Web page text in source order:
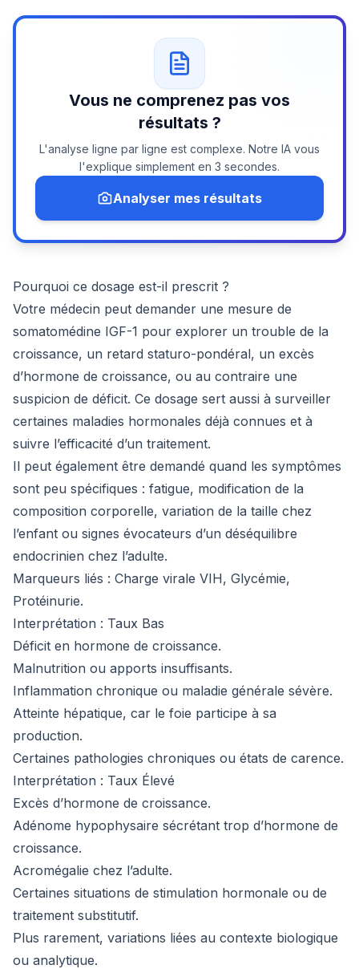
Vous ne comprenez pas vos
résultats ?
L'analyse ligne par ligne est complexe. Notre IA vous
l'explique simplement en 3 secondes.
Analyser mes résultats
Pourquoi ce dosage est-il prescrit ?
Votre médecin peut demander une mesure de
somatomédine IGF-1 pour explorer un trouble de la
croissance, un retard staturo-pondéral, un excès
d’hormone de croissance, ou au contraire une
suspicion de déficit. Ce dosage sert aussi à surveiller
certaines maladies hormonales déjà connues et à
suivre l’efficacité d’un traitement.
Il peut également être demandé quand les symptômes
sont peu spécifiques : fatigue, modification de la
composition corporelle, variation de la taille chez
l’enfant ou signes évocateurs d’un déséquilibre
endocrinien chez l’adulte.
Marqueurs liés : Charge virale VIH, Glycémie,
Protéinurie.
Interprétation : Taux Bas
Déficit en hormone de croissance.
Malnutrition ou apports insuffisants.
Inflammation chronique ou maladie générale sévère.
Atteinte hépatique, car le foie participe à sa
production.
Certaines pathologies chroniques ou états de carence.
Interprétation : Taux Élevé
Excès d’hormone de croissance.
Adénome hypophysaire sécrétant trop d’hormone de
croissance.
Acromégalie chez l’adulte.
Certaines situations de stimulation hormonale ou de
traitement substitutif.
Plus rarement, variations liées au contexte biologique
ou analytique.